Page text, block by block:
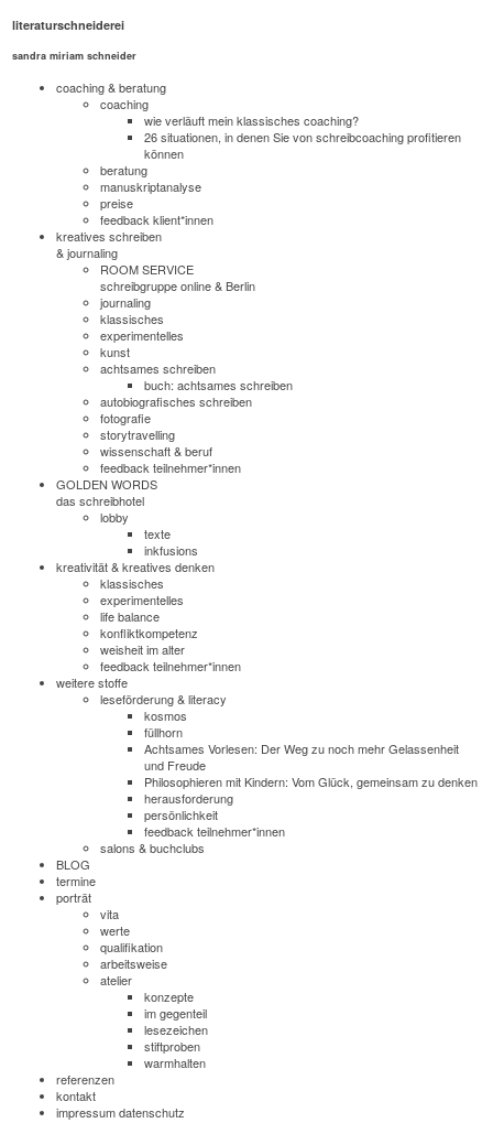
literaturschneiderei
sandra miriam schneider
coaching & beratung
coaching
wie verläuft mein klassisches coaching?
26 situationen, in denen Sie von schreibcoaching profitieren
können
beratung
manuskriptanalyse
preise
feedback klient*innen
kreatives schreiben
& journaling
ROOM SERVICE
schreibgruppe online & Berlin
journaling
klassisches
experimentelles
kunst
achtsames schreiben
buch: achtsames schreiben
autobiografisches schreiben
fotografie
storytravelling
wissenschaft & beruf
feedback teilnehmer*innen
GOLDEN WORDS
das schreibhotel
lobby
texte
inkfusions
kreativität & kreatives denken
klassisches
experimentelles
life balance
konfliktkompetenz
weisheit im alter
feedback teilnehmer*innen
weitere stoffe
leseförderung & literacy
kosmos
füllhorn
Achtsames Vorlesen: Der Weg zu noch mehr Gelassenheit
und Freude
Philosophieren mit Kindern: Vom Glück, gemeinsam zu denken
herausforderung
persönlichkeit
feedback teilnehmer*innen
salons & buchclubs
BLOG
termine
porträt
vita
werte
qualifikation
arbeitsweise
atelier
konzepte
im gegenteil
lesezeichen
stiftproben
warmhalten
referenzen
kontakt
impressum datenschutz